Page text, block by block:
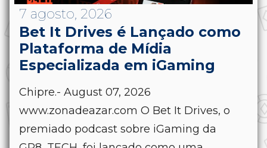
7 agosto, 2026
Bet It Drives é Lançado como
Plataforma de Mídia
Especializada em iGaming
Chipre.- August 07, 2026
www.zonadeazar.com O Bet It Drives, o
premiado podcast sobre iGaming da